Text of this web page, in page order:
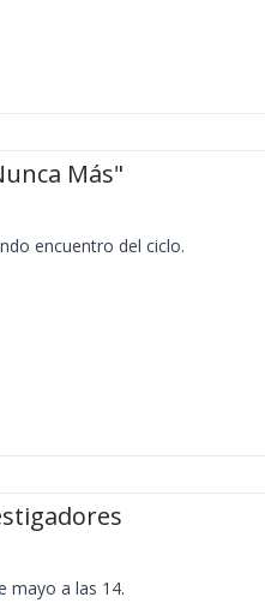
Más"
encuentro del ciclo.
mayo a las 14.